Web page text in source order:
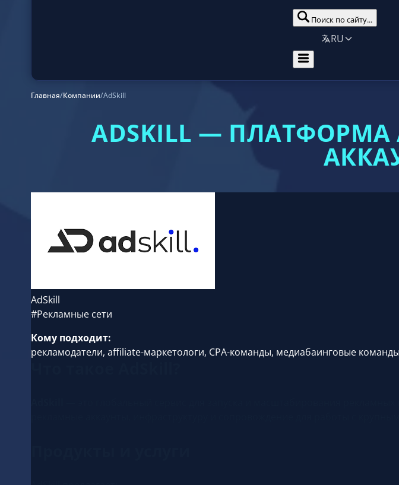
Поиск по сайту...
RU
Главная/Компании/AdSkill
ADSKILL —
AdSkill
#Рекламные сети
Кому подходит:
рекламодатели, affiliate-маркетологи, CPA-команды, медиабаинговые